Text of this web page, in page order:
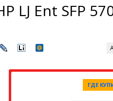
LJ Ent SFP
ГДЕ